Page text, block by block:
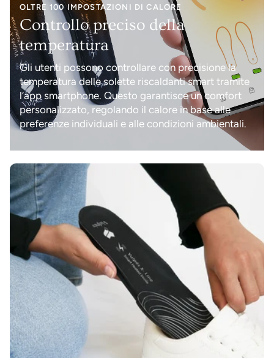
OLTRE 100 IMPOSTAZIONI DI CALORE
Controllo preciso della
temperatura
Gli utenti possono controllare con precisione la
temperatura delle solette riscaldanti smart tramite
l’app smartphone. Questo garantisce un comfort
personalizzato, regolando il calore in base alle
preferenze individuali e alle condizioni ambientali.